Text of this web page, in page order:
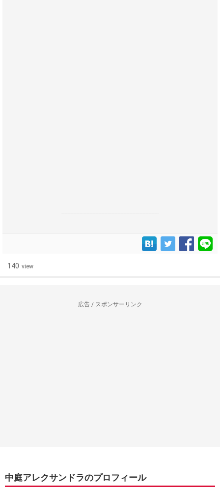
------------------------------------------------------------------
140 view
広告 / スポンサーリンク
中庭アレクサンドラのプロフィール